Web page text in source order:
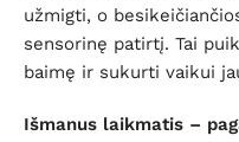
užmigti, o
sensorinę patirtį. Tai
baimę ir sukurti vaikui
Išmanus laikmatis –